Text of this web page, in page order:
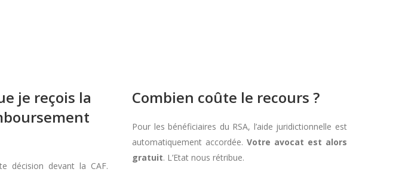
je reçois la
décision devant la CAF.
Combien coûte le recours ?
Pour les bénéficiaires du RSA, l’aide juridictionnelle est
automatiquement accordée. Votre avocat est alors
gratuit. L’Etat nous rétribue.